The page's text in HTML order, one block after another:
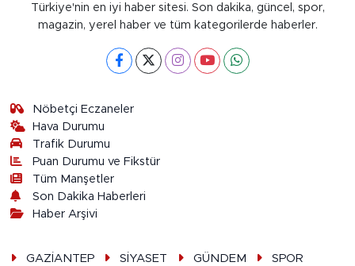
Türkiye'nin en iyi haber sitesi. Son dakika, güncel, spor,
magazin, yerel haber ve tüm kategorilerde haberler.
Nöbetçi Eczaneler
Hava Durumu
Trafik Durumu
Puan Durumu ve Fikstür
Tüm Manşetler
Son Dakika Haberleri
Haber Arşivi
GAZİANTEP SİYASET GÜNDEM SPOR